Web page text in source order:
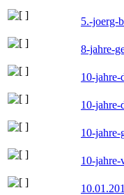
5.-joerg-
8-jahre-
10-
10-jahre-
10-jahre-
10-jahre-